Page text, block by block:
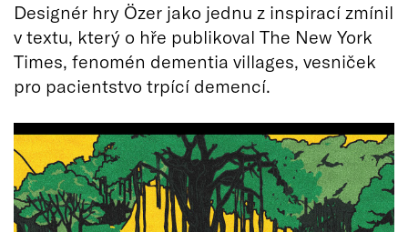
Designér hry Özer jako jednu z inspirací zmínil
v textu, který o hře publikoval The New York
Times, fenomén dementia villages, vesniček
pro pacientstvo trpící demencí.